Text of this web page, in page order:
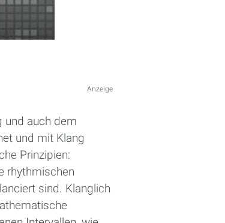
Anzeige
und auch dem
und mit Klang
Prinzipien:
rhythmischen
sind. Klanglich